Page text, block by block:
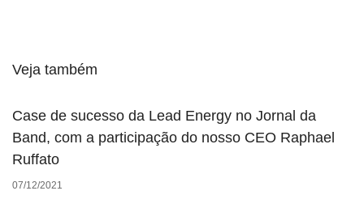
Veja também
Case de sucesso da Lead Energy no Jornal da
Band, com a participação do nosso CEO Raphael
Ruffato
07/12/2021